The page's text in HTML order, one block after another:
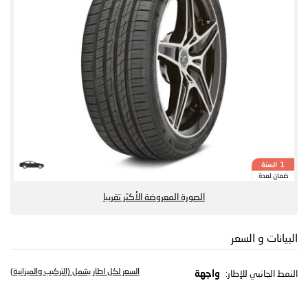
1 السنة
ضمان لمدة
الصورة المعروضة الأكثر تقريبا
البيانات و السعر
النمط الجانبي للإطار:
واجهة
السعر لكل اطار يشمل (التركيب والميزانية)